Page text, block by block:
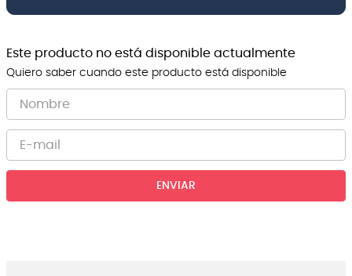
Este producto no está disponible actualmente
Quiero saber cuando este producto está disponible
ENVIAR